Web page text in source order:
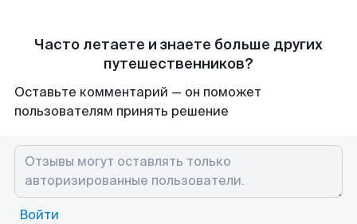
Часто летаете и знаете больше других
путешественников?
Оставьте комментарий — он поможет
пользователям принять решение
Войти